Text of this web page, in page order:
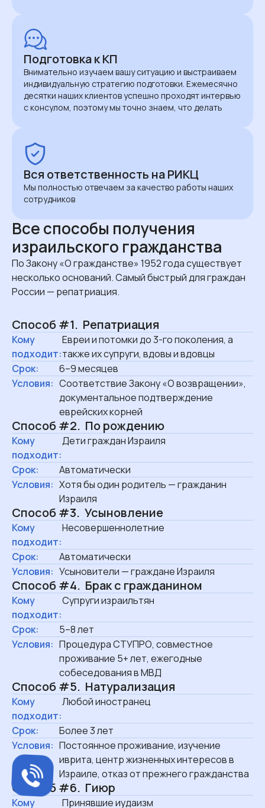
Подготовка к КП
Внимательно изучаем вашу ситуацию и выстраиваем
индивидуальную стратегию подготовки. Ежемесячно
десятки наших клиентов успешно проходят интервью
с консулом, поэтому мы точно знаем, что делать
Вся ответственность на РИКЦ
Мы полностью отвечаем за качество работы наших
сотрудников
Все способы получения
израильского гражданства
По Закону «О гражданстве» 1952 года существует
несколько оснований. Самый быстрый для граждан
России — репатриация.
Способ #1. Репатриация
Кому
подходит:
Евреи и потомки до 3-го поколения, а
также их супруги, вдовы и вдовцы
Срок:
6–9 месяцев
Условия: Соответствие Закону «О возвращении»,
документальное подтверждение
еврейских корней
Способ #2. По рождению
Кому
подходит:
Дети граждан Израиля
Срок:
Автоматически
Условия: Хотя бы один родитель — гражданин
Израиля
Способ #3. Усыновление
Кому
подходит:
Несовершеннолетние
Срок:
Автоматически
Условия: Усыновители — граждане Израиля
Способ #4. Брак с гражданином
Кому
подходит:
Супруги израильтян
Срок:
5–8 лет
Условия: Процедура СТУПРО, совместное
проживание 5+ лет, ежегодные
собеседования в МВД
Способ #5. Натурализация
Кому
подходит:
Любой иностранец
Срок:
Более 3 лет
Условия: Постоянное проживание, изучение
иврита, центр жизненных интересов в
Израиле, отказ от прежнего гражданства
Способ #6. Гиюр
Кому Принявшие иудаизм